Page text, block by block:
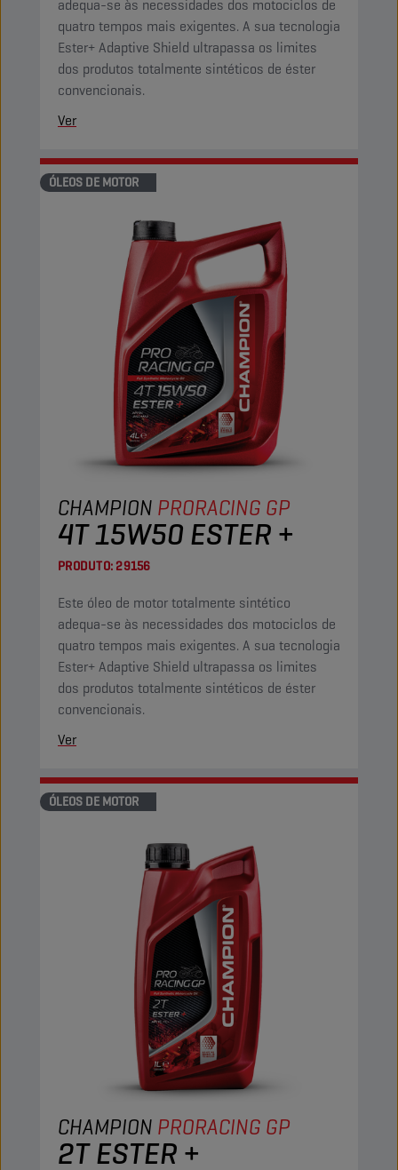
adequa-se às necessidades dos motociclos de
quatro tempos mais exigentes. A sua tecnologia
Ester+ Adaptive Shield ultrapassa os limites
dos produtos totalmente sintéticos de éster
convencionais.
Ver
ÓLEOS DE MOTOR
CHAMPION PRORACING GP
4T 15W50 ESTER +
PRODUTO:29156
Este óleo de motor totalmente sintético
adequa-se às necessidades dos motociclos de
quatro tempos mais exigentes. A sua tecnologia
Ester+ Adaptive Shield ultrapassa os limites
dos produtos totalmente sintéticos de éster
convencionais.
Ver
ÓLEOS DE MOTOR
CHAMPION PRORACING GP
2T ESTER +